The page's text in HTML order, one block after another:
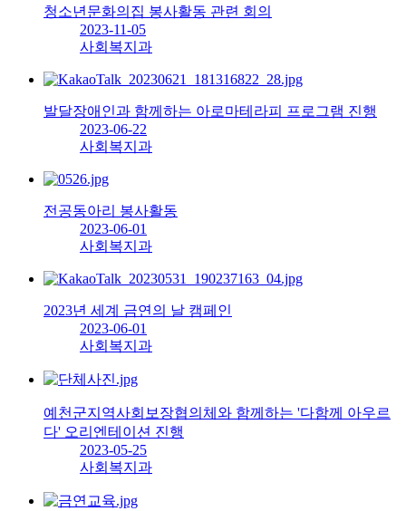
청소년문화의집 봉사활동 관련 회의
2023-11-05
사회복지과
발달장애인과 함께하는 아로마테라피 프로그램 진행
2023-06-22
사회복지과
전공동아리 봉사활동
2023-06-01
사회복지과
2023년 세계 금연의 날 캠페인
2023-06-01
사회복지과
예천군지역사회보장협의체와 함께하는 '다함께 아우르
다' 오리엔테이션 진행
2023-05-25
사회복지과